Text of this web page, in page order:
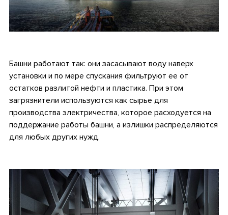
Башни работают так: они засасывают воду наверх
установки и по мере спускания фильтруют ее от
остатков разлитой нефти и пластика. При этом
загрязнители используются как сырье для
производства электричества, которое расходуется на
поддержание работы башни, а излишки распределяются
для любых других нужд.